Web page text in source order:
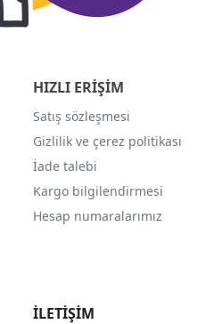
HIZLI ERİŞİM
Satış sözleşmesi
Gizlilik ve çerez politikası
İade talebi
Kargo bilgilendirmesi
Hesap numaralarımız
İLETİŞİM